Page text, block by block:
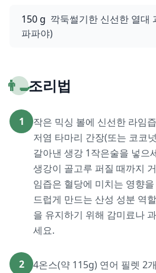
150 g 깍둑썰기한 신선한 열대
파파야)
👨‍🍳조리법
1
작은 믹싱 볼에 신선한 라임
저염 타마리 간장(또는 코코
갈아낸 생강 1작은술을 넣으
생강이 골고루 퍼질 때까지
임즙은 혈당에 미치는 영향
드럽게 만드는 산성 성분 역
을 유지하기 위해 감미료나
세요.
2
4온스(약 115g) 연어 필렛 2